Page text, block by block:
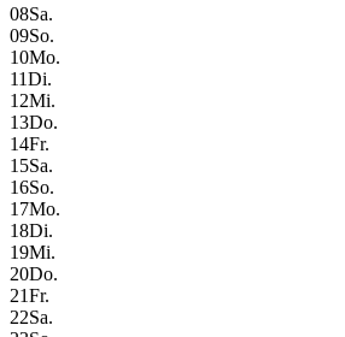
08Sa.
09So.
10Mo.
11Di.
12Mi.
13Do.
14Fr.
15Sa.
16So.
17Mo.
18Di.
19Mi.
20Do.
21Fr.
22Sa.